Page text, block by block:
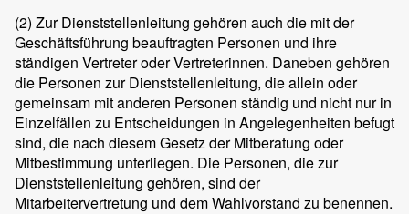
(2) Zur Dienststellenleitung gehören auch die mit der
Geschäftsführung beauftragten Personen und ihre
ständigen Vertreter oder Vertreterinnen. Daneben gehören
die Personen zur Dienststellenleitung, die allein oder
gemeinsam mit anderen Personen ständig und nicht nur in
Einzelfällen zu Entscheidungen in Angelegenheiten befugt
sind, die nach diesem Gesetz der Mitberatung oder
Mitbestimmung unterliegen. Die Personen, die zur
Dienststellenleitung gehören, sind der
Mitarbeitervertretung und dem Wahlvorstand zu benennen.